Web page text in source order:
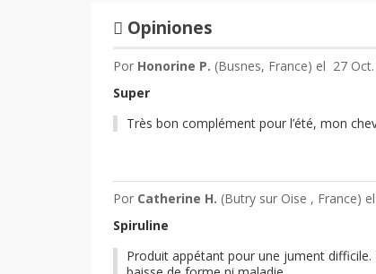
Opiniones
Por Honorine P. (Busnes, France) el 27
Super
Très bon complément pour l’été, mon
Por Catherine H. (Butry sur Oise , France) el
Spiruline
Produit appétant pour une jument difficile.